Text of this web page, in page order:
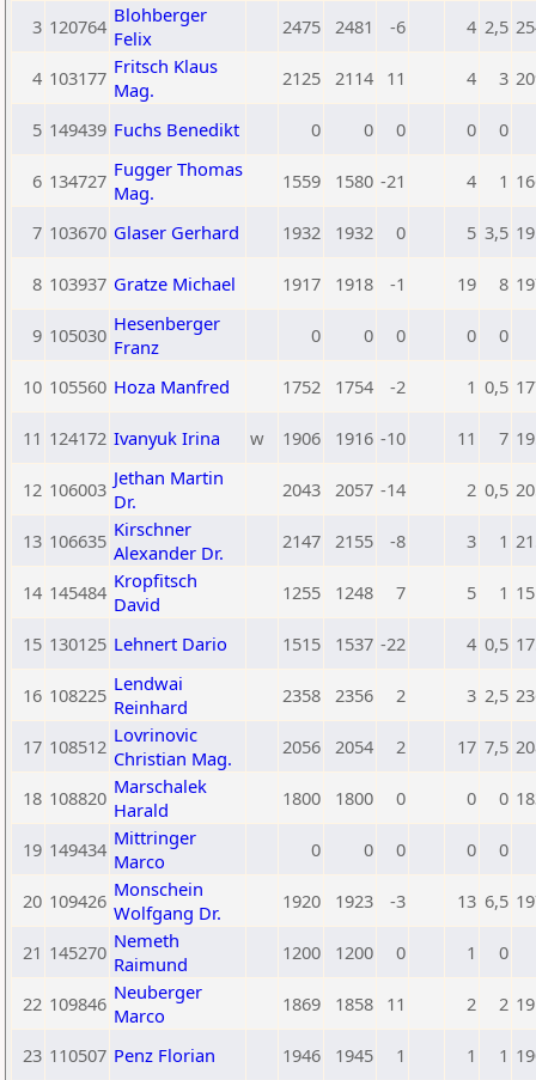
3 120764 Blohberger
Felix
2475 2481 -6 4 2,5
4 103177 Fritsch Klaus
Mag.
2125 2114 11 4 3
5 149439 Fuchs Benedikt 0 0 0 0 0
6 134727 Fugger Thomas
Mag.
1559 1580 -21 4 1
7 103670 Glaser Gerhard 1932 1932 0 5 3,5
8 103937 Gratze Michael 1917 1918 -1 19 8
9 105030 Hesenberger
Franz
0 0 0 0 0
10 105560 Hoza Manfred 1752 1754 -2 1 0,5
11 124172 Ivanyuk Irina w 1906 1916 -10 11 7
12 106003 Jethan Martin
Dr.
2043 2057 -14 2 0,5
13 106635 Kirschner
Alexander Dr.
2147 2155 -8 3 1
14 145484 Kropfitsch
David
1255 1248 7 5 1
15 130125 Lehnert Dario 1515 1537 -22 4 0,5
16 108225 Lendwai
Reinhard
2358 2356 2 3 2,5
17 108512 Lovrinovic
Christian Mag.
2056 2054 2 17 7,5
18 108820 Marschalek
Harald
1800 1800 0 0 0
19 149434 Mittringer
Marco
0 0 0 0 0
20 109426 Monschein
Wolfgang Dr.
1920 1923 -3 13 6,5
21 145270 Nemeth
Raimund
1200 1200 0 1 0
22 109846 Neuberger
Marco
1869 1858 11 2 2
23 110507 Penz Florian 1946 1945 1 1 1